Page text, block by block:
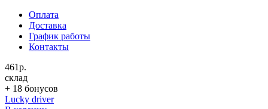
Оплата
Доставка
График работы
Контакты
461р.
склад
+ 18 бонусов
Lucky driver